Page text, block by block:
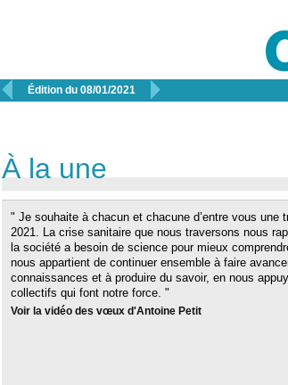
 Édition du 08/01/2021 
À la une
" Je souhaite à chacun et chacune d’entre vous une
2021. La crise sanitaire que nous traversons nous
la société a besoin de science pour mieux
nous appartient de continuer ensemble à faire
connaissances et à produire du savoir, en nous
collectifs qui font notre force. "
Voir la vidéo des vœux d'Antoine Petit